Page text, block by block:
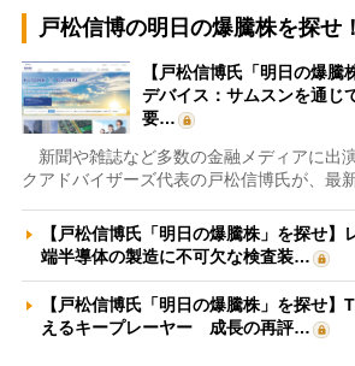
戸松信博の明日の爆騰株を探せ！
【戸松信博氏「明日の爆
デバイス：サムスンを通じ
要…
新聞や雑誌など多数の金融メディアに出
クアドバイザーズ代表の戸松信博氏が、最
【戸松信博氏「明日の爆騰株」を探せ】
端半導体の製造に不可欠な検査装…
【戸松信博氏「明日の爆騰株」を探せ
えるキープレーヤー 成長の再評…